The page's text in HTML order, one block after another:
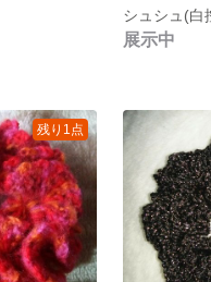
シュシュ(白
展示中
残り1点